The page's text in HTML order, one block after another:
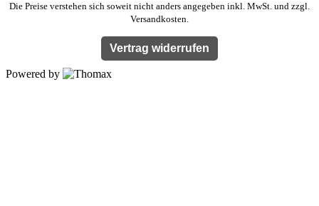
Die Preise verstehen sich soweit nicht anders angegeben inkl. MwSt. und zzgl.
Versandkosten.
Vertrag widerrufen
Powered by